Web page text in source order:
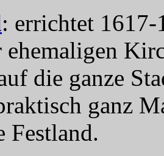
: errichtet
die ganze
ganz
Festland.